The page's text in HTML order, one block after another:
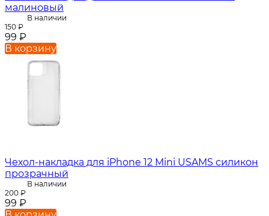
малиновый
В наличии
150 ₽
99 ₽
В корзину
Чехол-накладка для iPhone 12 Mini USAMS силикон
прозрачный
В наличии
200 ₽
99 ₽